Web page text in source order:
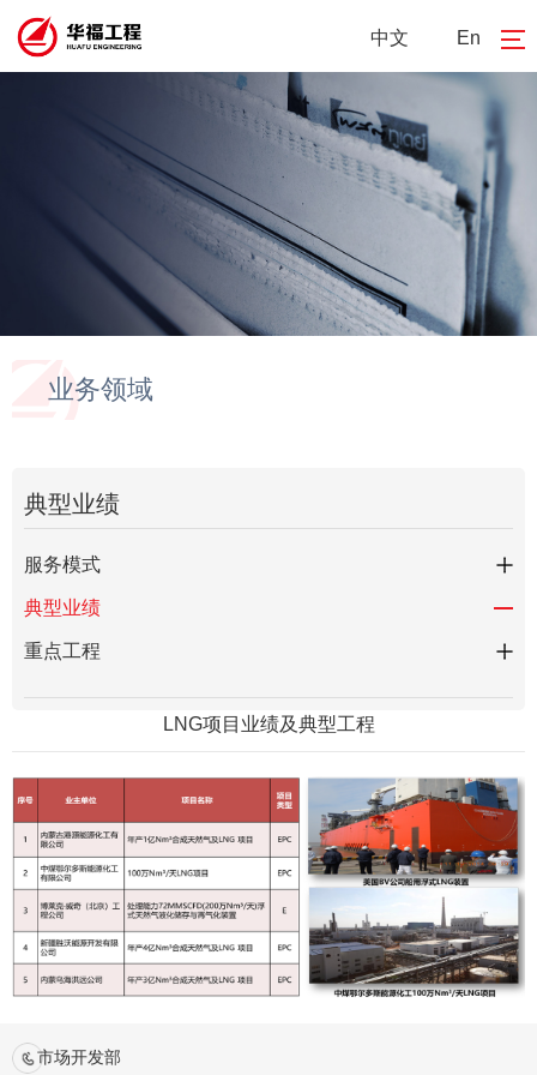
中文 En
业务领域
典型业绩
服务模式
典型业绩
重点工程
LNG项目业绩及典型工程
市场开发部